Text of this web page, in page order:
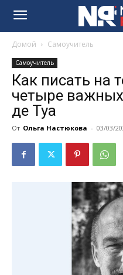
Домой Самоучитель
Самоучитель
Как писать на
четыре
де Туа
От Ольга Настюкова - 03/03/